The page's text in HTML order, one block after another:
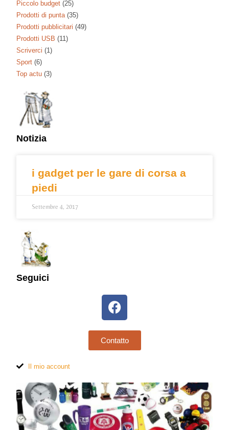
Piccolo budget (25)
Prodotti di punta (35)
Prodotti pubblicitari (49)
Prodotti USB (11)
Scriverci (1)
Sport (6)
Top actu (3)
Notizia
i gadget per le gare di corsa a
piedi
Settembre 4, 2017
Seguici
Contatto
Il mio account